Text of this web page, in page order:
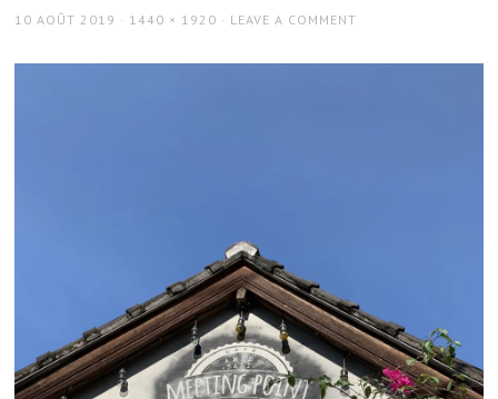
POSTED
10 AOÛT 2019
FULL
1440 × 1920 LEAVE A COMMENT